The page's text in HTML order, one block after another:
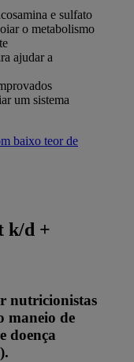
e sulfato
o metabolismo
ajudar a
um sistema
baixo teor de
k/d +
nutricionistas
maneio de
doença